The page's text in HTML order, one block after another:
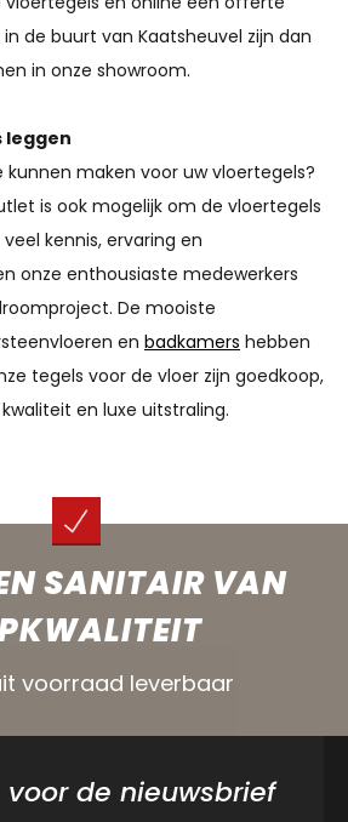
de buurt van Kaatsheuvel zijn dan
in onze showroom.
leggen
kunnen maken voor uw vloertegels?
is ook mogelijk om de vloertegels
kennis, ervaring en
onze enthousiaste medewerkers
De mooiste
en badkamers hebben
tegels voor de vloer zijn goedkoop,
en luxe uitstraling.
SANITAIR VAN
voorraad leverbaar
voor de nieuwsbrief